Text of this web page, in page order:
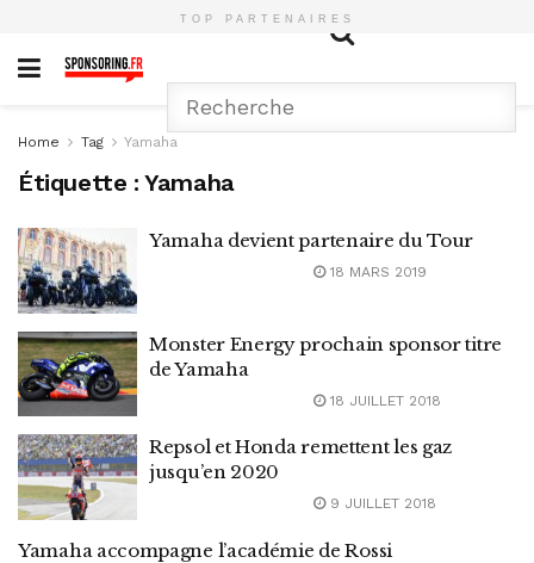
TOP PARTENAIRES
Home Tag Yamaha
Étiquette :Yamaha
Yamaha devient partenaire du Tour
18 MARS 2019
Monster Energy prochain sponsor titre
de Yamaha
18 JUILLET 2018
Repsol et Honda remettent les gaz
jusqu’en 2020
9 JUILLET 2018
Yamaha accompagne l’académie de Rossi